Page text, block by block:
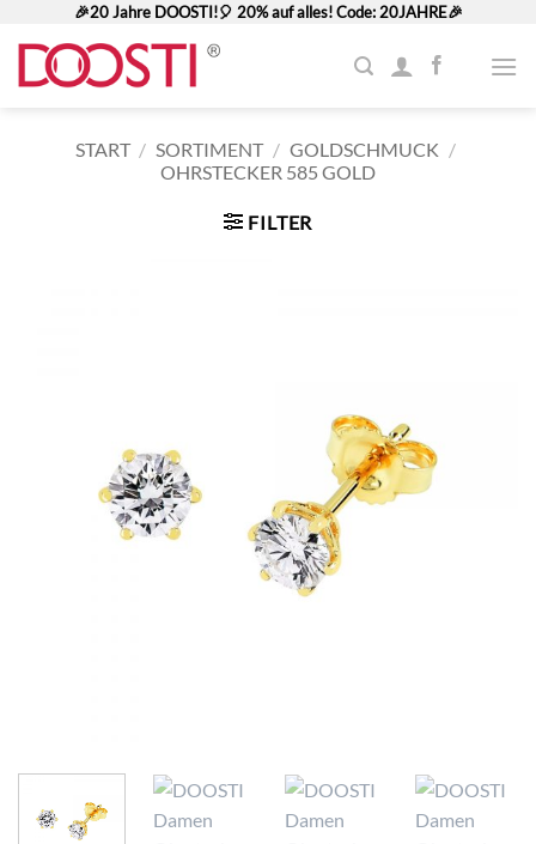
Inhalt
springen
🎉20 Jahre DOOSTI!🎈 20% auf alles! Code: 20JAHRE🎉
START / SORTIMENT / GOLDSCHMUCK /
OHRSTECKER 585 GOLD
FILTER